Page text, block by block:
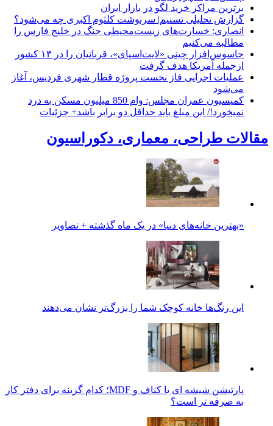
برترین مراکز خرید لگو در بازار ایران
گزارش تحلیلی تسنیم| سرنوشت کلثوم اکبری چه می‌شود؟
انصاری: خسارت‌های زیست‌محیطی جنگ در خلیج فارس را
مطالبه‌ می‌کنیم
جاسوس‌افزار چینی «لایت‌اسپای»، قربانیان را در ۱۳ کشور
ازجمله آمریکا هدف گرفت
عملیات اجرایی فاز نخست پروژه قطار شهری فردیس، آغاز
می‌شود
کمیسیون عمران مجلس: وام 850 میلیون مسکن به درد
نمیخورد!/ این مبلغ باید حداقل دو برابر باشد+ جزئیات
مقالات طراحی، معماری، دکوراسیون
«بهترین خانه‌های دنیا» در یک ماه گذشته + تصاویر
این رنگ‌ها خانه کوچک شما را بزرگ‌تر نشان می‌دهند
پارتیشن شیشه ای یا کناف و MDF؛ کدام گزینه برای دفتر کار
به صرفه تر است؟